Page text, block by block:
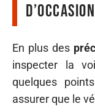
En plus des
inspecter la
quelques
assurer que le